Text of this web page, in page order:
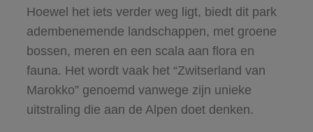
Hoewel het iets verder weg ligt, biedt dit park
adembenemende landschappen, met groene
bossen, meren en een scala aan flora en
fauna. Het wordt vaak het “Zwitserland van
Marokko” genoemd vanwege zijn unieke
uitstraling die aan de Alpen doet denken.